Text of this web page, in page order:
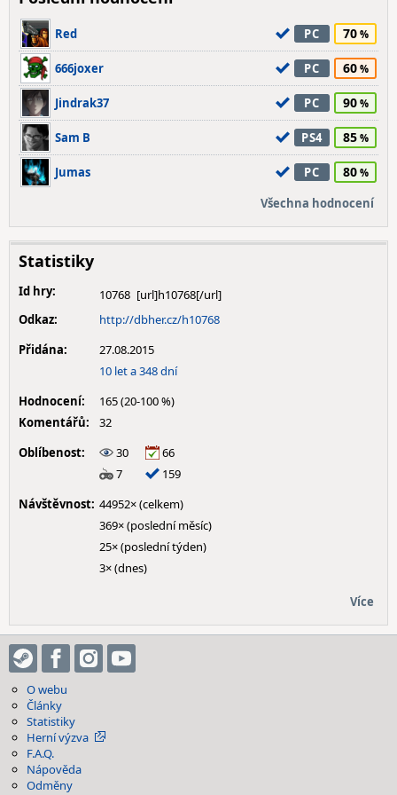
Red PC 70
666joxer PC 60
Jindrak37 PC 90
Sam B PS4 85
Jumas PC 80
Všechna hodnocení
Statistiky
Id hry:
10768
Odkaz:
http://dbher.cz/h10768
Přidána:
27.08.2015
10 let a 348 dní
Hodnocení:
165 (20-100 %)
Komentářů:
32
Oblíbenost:
30
66
7
159
Návštěvnost: 44952× (celkem)
369× (poslední měsíc)
25× (poslední týden)
3× (dnes)
Více
O webu
Články
Statistiky
Herní výzva
F.A.Q.
Nápověda
Odměny